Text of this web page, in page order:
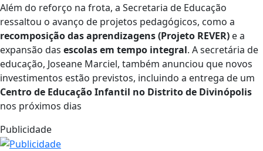
Além do reforço na frota, a Secretaria de Educação
ressaltou o avanço de projetos pedagógicos, como a
recomposição das aprendizagens (Projeto REVER) e a
expansão das escolas em tempo integral. A secretária de
educação, Joseane Marciel, também anunciou que novos
investimentos estão previstos, incluindo a entrega de um
Centro de Educação Infantil no Distrito de Divinópolis
nos próximos dias
Publicidade